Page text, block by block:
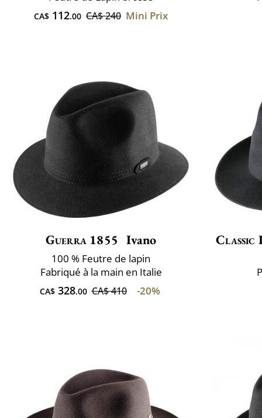
CA$ 112.00 CA$ 240 Mini Prix
Guerra 1855 Ivano
100 % Feutre de lapin
Fabriqué à la main en Italie
CA$328.00 CA$ 410 -20%
Classic